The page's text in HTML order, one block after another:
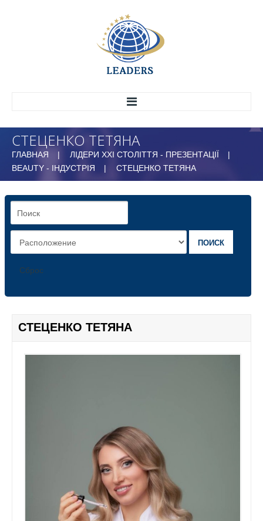
ГОЛОВНА
ПРО НАС
ІСТОРІЯ
СТРУКТУРА
ВСЕУКРАЇНСЬКИЙ НАУКОВО-ДОСЛІДНИЙ
ЦЕНТР ЕФЕКТИВНОГО УПРАВЛІННЯ
ФОТОГАЛЕРЕЯ
ЗМІ ПРО АСАМБЛЕЮ
НОВИНИ Ю ІНФО
NEW FORMAT
THE EPOCH TIMES
КАНАЛ КИЇВ. NEWSROOM
ТЕРНІВСЬКЕ ТЕЛЕБАЧЕННЯ
СТЕЦЕНКО ТЕТЯНА
ГЛАВНАЯ
ЛІДЕРИ ХХІ СТОЛІТТЯ - ПРЕЗЕНТАЦІЇ
BEAUTY - ІНДУСТРІЯ
СТЕЦЕНКО ТЕТЯНА
ПОИСК
Сброс
СТЕЦЕНКО ТЕТЯНА